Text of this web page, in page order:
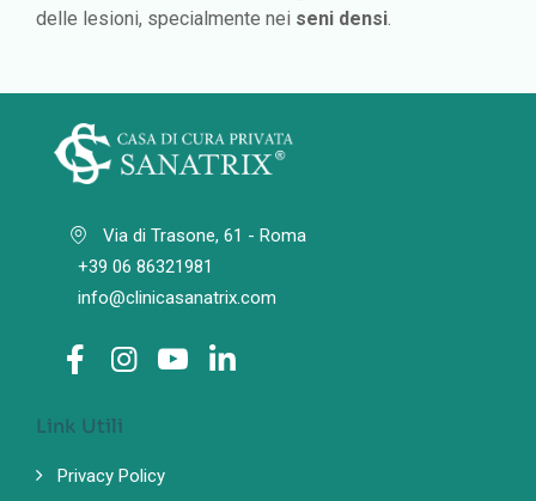
delle lesioni, specialmente nei seni densi.
Via di Trasone, 61 - Roma
+39 06 86321981
info@clinicasanatrix.com
Link Utili
Privacy Policy